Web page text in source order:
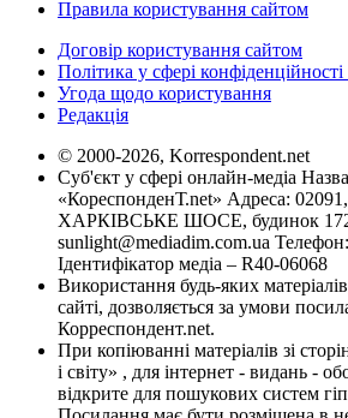
Правила користування сайтом
Договір користування сайтом
Політика у сфері
Угода щодо користування
Редакція
© 2000-2026, Korrespondent.net
Суб'єкт у сфері онлайн-медіа
«КореспонденТ.net» Адреса:
ХАРКІВСЬКЕ ШОСЕ, будинок 172-
sunlight@mediadim.com.ua
Ідентифікатор медіа – R40-06068
Використання будь-яких
сайті, дозволяється за умови
Корреспондент.net.
При копіюванні матеріалів зі
і світу» , для інтернет - видань -
відкрите для пошукових систем